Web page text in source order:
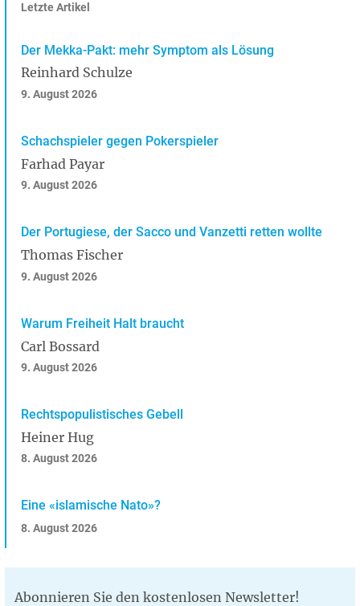
Letzte Artikel
Der Mekka-Pakt: mehr Symptom als Lösung
Reinhard Schulze
9. August 2026
Schachspieler gegen Pokerspieler
Farhad Payar
9. August 2026
Der Portugiese, der Sacco und Vanzetti retten wollte
Thomas Fischer
9. August 2026
Warum Freiheit Halt braucht
Carl Bossard
9. August 2026
Rechtspopulistisches Gebell
Heiner Hug
8. August 2026
Eine «islamische Nato»?
8. August 2026
Abonnieren Sie den kostenlosen Newsletter!